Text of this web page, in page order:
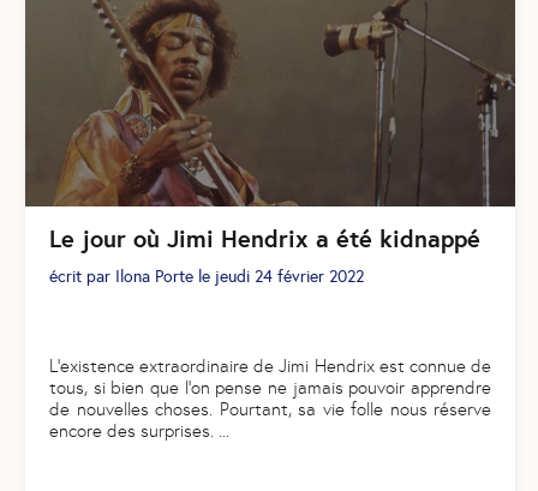
Le jour où Jimi Hendrix a été kidnappé
écrit par Ilona Porte le jeudi 24 février 2022
L’existence extraordinaire de Jimi Hendrix est connue de
tous, si bien que l’on pense ne jamais pouvoir apprendre
de nouvelles choses. Pourtant, sa vie folle nous réserve
encore des surprises.